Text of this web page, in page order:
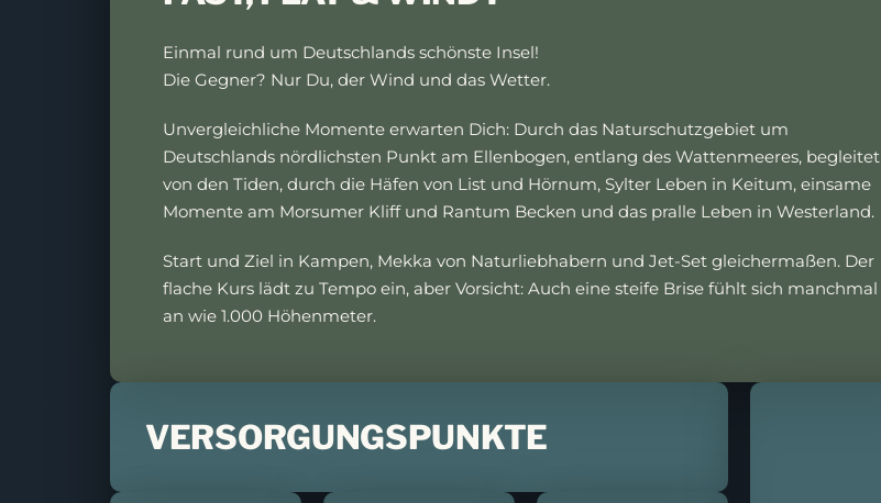
Einmal rund um Deutschlands schönste Insel!
Die Gegner? Nur Du, der Wind und das Wetter.
Unvergleichliche Momente erwarten Dich: Durch das Naturschutzgebiet um
Deutschlands nördlichsten Punkt am Ellenbogen, entlang des Wattenmeeres, begleitet
von den Tiden, durch die Häfen von List und Hörnum, Sylter Leben in Keitum, einsame
Momente am Morsumer Kliff und Rantum Becken und das pralle Leben in Westerland.
Start und Ziel in Kampen, Mekka von Naturliebhabern und Jet-Set gleichermaßen. Der
flache Kurs lädt zu Tempo ein, aber Vorsicht: Auch eine steife Brise fühlt sich manchmal
an wie 1.000 Höhenmeter.
VERSORGUNGSPUNKTE